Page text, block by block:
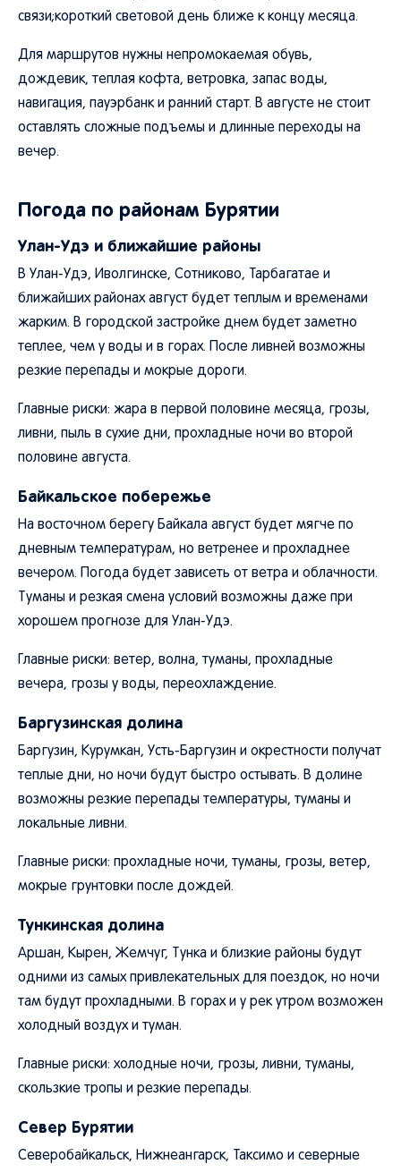
связи;короткий световой день ближе к концу месяца.
Для маршрутов нужны непромокаемая обувь,
дождевик, теплая кофта, ветровка, запас воды,
навигация, пауэрбанк и ранний старт. В августе не стоит
оставлять сложные подъемы и длинные переходы на
вечер.
Погода по районам Бурятии
Улан-Удэ и ближайшие районы
В Улан-Удэ, Иволгинске, Сотниково, Тарбагатае и
ближайших районах август будет теплым и временами
жарким. В городской застройке днем будет заметно
теплее, чем у воды и в горах. После ливней возможны
резкие перепады и мокрые дороги.
Главные риски: жара в первой половине месяца, грозы,
ливни, пыль в сухие дни, прохладные ночи во второй
половине августа.
Байкальское побережье
На восточном берегу Байкала август будет мягче по
дневным температурам, но ветренее и прохладнее
вечером. Погода будет зависеть от ветра и облачности.
Туманы и резкая смена условий возможны даже при
хорошем прогнозе для Улан-Удэ.
Главные риски: ветер, волна, туманы, прохладные
вечера, грозы у воды, переохлаждение.
Баргузинская долина
Баргузин, Курумкан, Усть-Баргузин и окрестности получат
теплые дни, но ночи будут быстро остывать. В долине
возможны резкие перепады температуры, туманы и
локальные ливни.
Главные риски: прохладные ночи, туманы, грозы, ветер,
мокрые грунтовки после дождей.
Тункинская долина
Аршан, Кырен, Жемчуг, Тунка и близкие районы будут
одними из самых привлекательных для поездок, но ночи
там будут прохладными. В горах и у рек утром возможен
холодный воздух и туман.
Главные риски: холодные ночи, грозы, ливни, туманы,
скользкие тропы и резкие перепады.
Север Бурятии
Северобайкальск, Нижнеангарск, Таксимо и северные